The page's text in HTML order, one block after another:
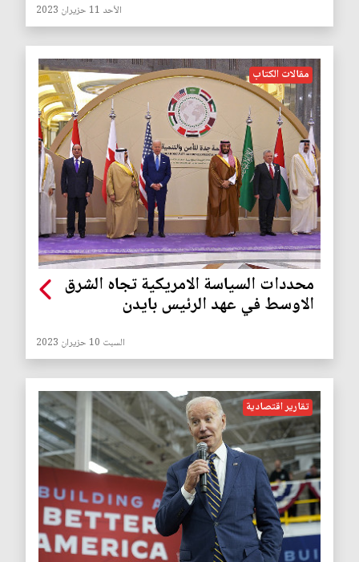
الأحد 11 حزيران 2023
مقالات الكتاب
محددات السياسة الامريكية تجاه الشرق
الاوسط في عهد الرئيس بايدن
السبت 10 حزيران 2023
تقارير اقتصادية